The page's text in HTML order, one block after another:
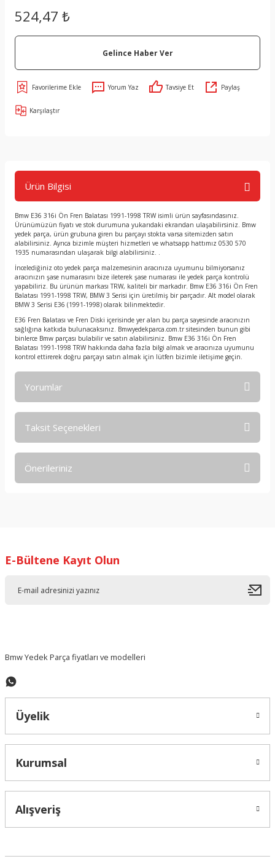
524,47 ₺
Gelince Haber Ver
Yorum Yaz Tavsiye Et Paylaş
Karşılaştır
Ürün Bilgisi
Bmw E36 316i Ön Fren Balatası 1991-1998 TRW isimli ürün sayfasındasınız.
Ürünümüzün fiyatı ve stok durumuna yukarıdaki ekrandan ulaşabilirsiniz. Bmw
yedek parça, ürün grubuna giren bu parçayı stokta varsa sitemizden satın
alabilirsiniz. Ayrıca bizimle müşteri hizmetleri ve whatsapp hattımız 0530 570
1935 numarasından ulaşarak bilgi alabilirsiniz. .
İncelediğiniz oto yedek parça malzemesinin aracınıza uyumunu bilmiyorsanız
aracınızın şase numarasını bize ileterek şase numarası ile yedek parça kontrolü
yapabiliriz. Bu ürünün markası TRW, kaliteli bir markadır. Bmw E36 316i Ön Fren
Balatası 1991-1998 TRW, BMW 3 Serisi için üretilmiş bir parçadır. Alt model olarak
BMW 3 Serisi E36 (1991-1998) olarak bilinmektedir.
E36 Fren Balatası ve Fren Diski içerisinde yer alan bu parça sayesinde aracınızın
sağlığına katkıda bulunacaksınız. Bmwyedekparca.com.tr sitesinden bunun gibi
binlerce Bmw parçası bulabilir ve satın alabilirsiniz. Bmw E36 316i Ön Fren
Balatası 1991-1998 TRW hakkında daha fazla bilgi almak ve aracınıza uyumunu
kontrol ettirerek doğru parçayı satın almak için lütfen bizimle iletişime geçin.
Yorumlar
Taksit Seçenekleri
Önerileriniz
Ürün resmi kalitesiz, bozuk veya görüntülenemiyor.
E-Bültene Kayıt Olun
Bmw Yedek Parça fiyatları ve modelleri
Üyelik
Kurumsal
Alışveriş